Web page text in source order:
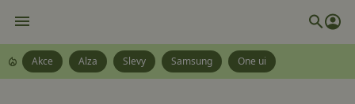
Akce Alza Slevy Samsung One ui